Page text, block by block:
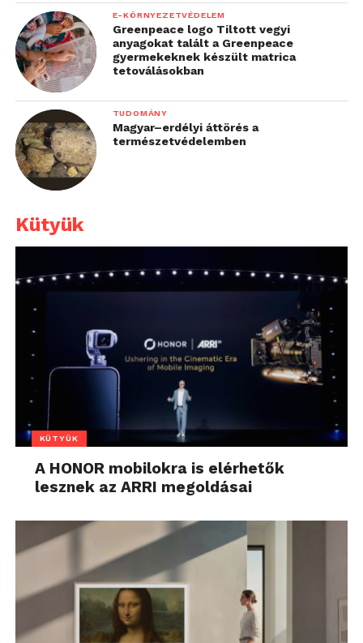
E-KÖRNYEZETVÉDELEM
Greenpeace logo Tiltott vegyi
anyagokat talált a Greenpeace
gyermekeknek készült matrica
tetoválásokban
TUDOMÁNY
Magyar–erdélyi áttörés a
természetvédelemben
Kütyük
KÜTYÜK
A HONOR mobilokra is elérhetők
lesznek az ARRI megoldásai